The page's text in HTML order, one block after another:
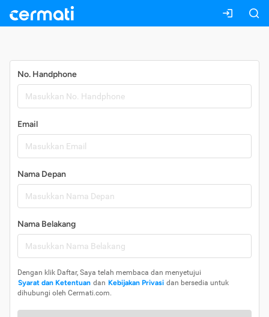
No. Handphone
Email
Nama Depan
Nama Belakang
Dengan klik Daftar, Saya telah membaca dan menyetujui
Syarat dan Ketentuan dan Kebijakan Privasi dan bersedia untuk
dihubungi oleh Cermati.com.